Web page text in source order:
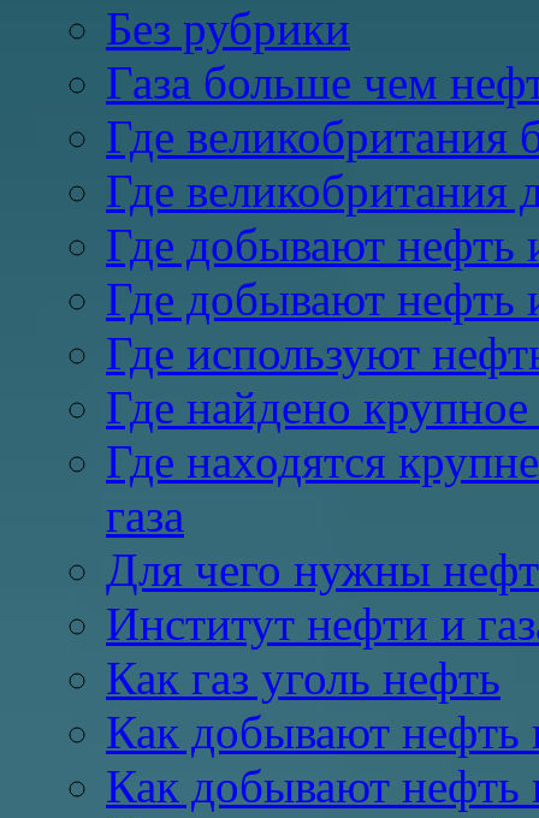
Без рубрики
Газа больше чем
Где великобритания
Где великобритания
Где добывают нефть
Где добывают нефть
Где используют
Где найдено
Где находятся
газа
Для чего нужны
Институт нефти и
Как газ уголь нефть
Как добывают нефть
Как добывают нефть